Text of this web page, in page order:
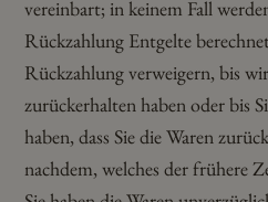
vereinbart; in keinem Fall
Rückzahlung Entgelte
Rückzahlung verweigern, bis
zurückerhalten haben oder bis
haben, dass Sie die Waren
nachdem, welches der frühere